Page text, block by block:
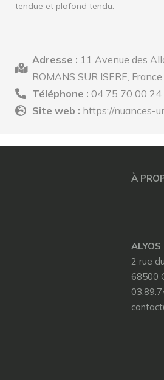
tendue et plafond tendu.
Adresse : 11 Avenue des
ROMANS SUR ISERE, France
Téléphone : 04 75 70 00 24
Site web : https://nuances-
À
ALYOS
2 rue
68500